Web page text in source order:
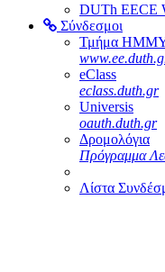
DUTh EECE
Σύνδεσμοι
Τμήμα
eClass
eclass.duth.gr
Universis
oauth.duth.gr
Δρομολόγια
Πρόγραμμα
Λίστα